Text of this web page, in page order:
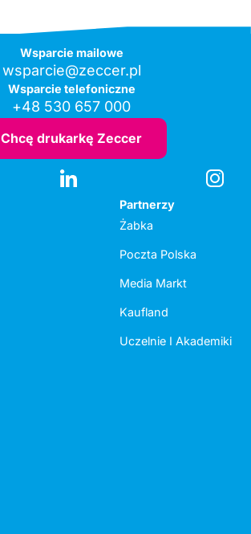
Wsparcie mailowe
wsparcie@zeccer.pl
Wsparcie telefoniczne
+48 530 657 000
Chcę drukarkę Zeccer
Partnerzy
Żabka
Poczta Polska
Media Markt
Kaufland
Uczelnie I Akademiki